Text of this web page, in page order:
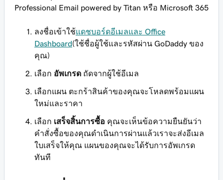
Professional Email powered by Titan หรือ Microsoft 365
ลงชื่อเข้าใช้แดชบอร์ดอีเมลและ Office
Dashboard(ใช้ชื่อผู้ใช้และรหัสผ่าน GoDaddy ของ
คุณ)
เลือก อัพเกรด ถัดจากผู้ใช้อีเมล
เลือกแผน ตะกร้าสินค้าของคุณจะโหลดพร้อมแผน
ใหม่และราคา
เลือก เสร็จสิ้นการซื้อ คุณจะเห็นข้อความยืนยันว่า
คำสั่งซื้อของคุณดำเนินการผ่านแล้วเราจะส่งอีเมล
ใบเสร็จให้คุณ แผนของคุณจะได้รับการอัพเกรด
ทันที